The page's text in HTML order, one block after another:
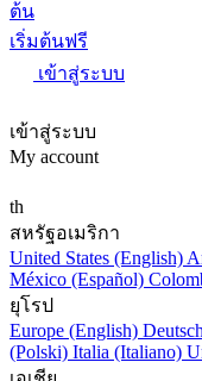
ต้น
เริ่มต้นฟรี
เข้าสู่ระบบ
เข้าสู่ระบบ
My account
th
สหรัฐอเมริกา
United States (English)
México (Español)
ยุโรป
Europe (English)
(Polski) Italia (Italiano)